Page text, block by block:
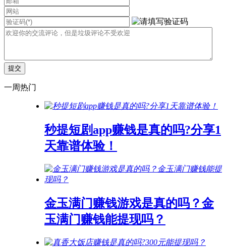
一周热门
秒提短剧app赚钱是真的吗?分享1
天靠谱体验！
金玉满门赚钱游戏是真的吗？金
玉满门赚钱能提现吗？